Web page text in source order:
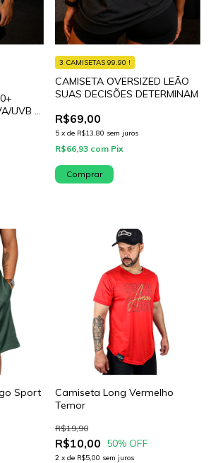
UVB e
CAMISETA OVERSIZED LEÃO
SUAS DECISÕES DETERMINAM
R$69,00
5 x de R$13,80 sem juros
3 CAMISETAS 99.90 !
R$66,93 com Pix
Comprar
Sport
Camiseta Long Vermelho
Temor
R$10,00
R$19,90
50% OFF
2 x de R$5,00 sem juros